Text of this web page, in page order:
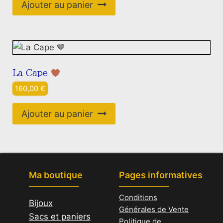
initial
était :
actuel
est :
Ajouter au panier
La Cape
160,00 €
Ajouter au panier
Ma boutique
Bijoux
Sacs et paniers
Pages informatives
Conditions
Générales de Vente